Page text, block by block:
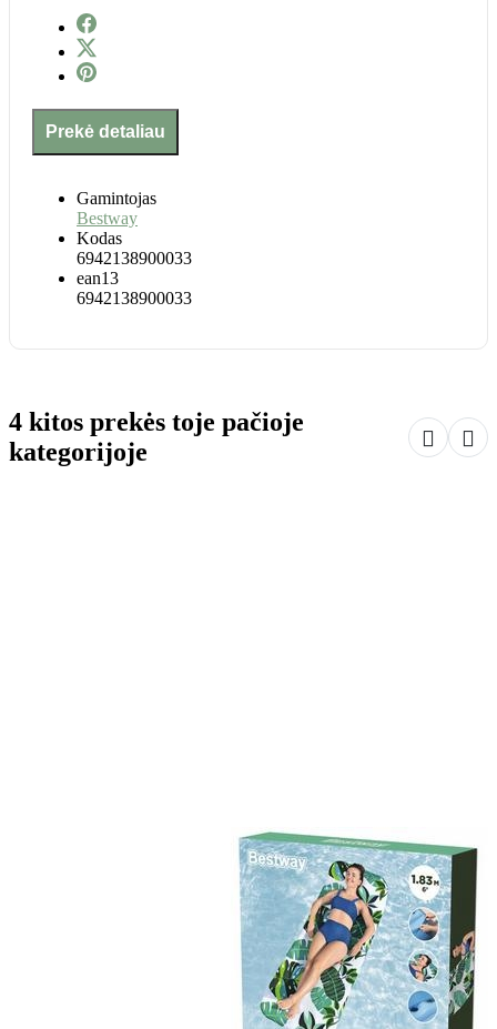
Prekė detaliau
Gamintojas
Bestway
Kodas
6942138900033
ean13
6942138900033
4 kitos prekės toje pačioje
kategorijoje
 